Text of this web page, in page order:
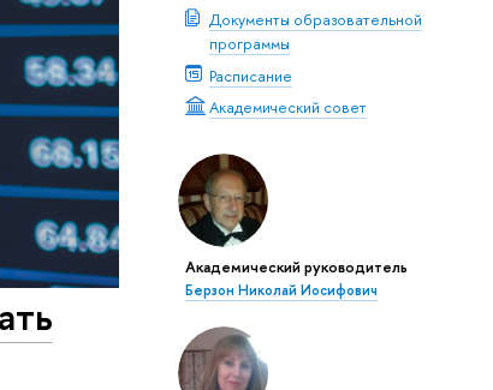
Документы образовательной
программы
Расписание
Академический совет
Академический руководитель
Берзон Николай Иосифович